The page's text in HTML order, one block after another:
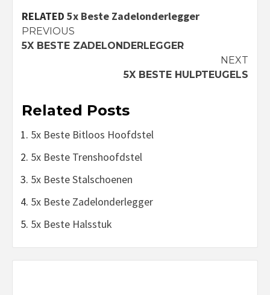
RELATED 5x Beste Zadelonderlegger
Continue
PREVIOUS
5X BESTE ZADELONDERLEGGER
NEXT
5X BESTE HULPTEUGELS
Related Posts
5x Beste Bitloos Hoofdstel
5x Beste Trenshoofdstel
5x Beste Stalschoenen
5x Beste Zadelonderlegger
5x Beste Halsstuk